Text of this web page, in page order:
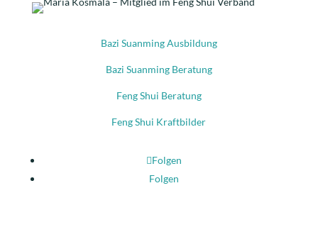
Bazi Suanming Ausbildung
Bazi Suanming Beratung
Feng Shui Beratung
Feng Shui Kraftbilder
Folgen
Folgen